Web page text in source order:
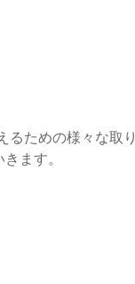
るための様々な取り
ます。